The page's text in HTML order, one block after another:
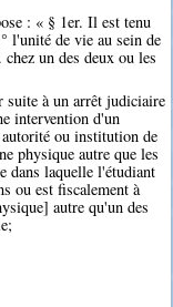
: « § 1er. Il est tenu
l'unité de vie au sein de
un des deux ou les
suite à un arrêt judiciaire
intervention d'un
autorité ou institution de
physique autre que les
dans laquelle l'étudiant
ou est fiscalement à
autre qu'un des